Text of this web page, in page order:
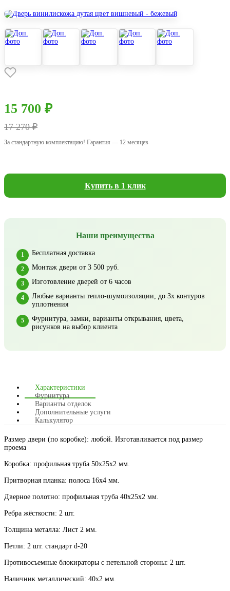
15 700 ₽
17 270 ₽
За стандартную комплектацию! Гарантия — 12 месяцев
Купить в 1 клик
Наши преимущества
Бесплатная доставка
Монтаж двери от 3 500 руб.
Изготовление дверей от 6 часов
Любые варианты тепло-шумоизоляции, до 3х контуров
уплотнения
Фурнитура, замки, варианты открывания, цвета,
рисунков на выбор клиента
Характеристики
Фурнитура
Варианты отделок
Дополнительные услуги
Калькулятор
Размер двери (по коробке): любой. Изготавливается под размер
проема
Коробка: профильная труба 50х25х2 мм.
Притворная планка: полоса 16х4 мм.
Дверное полотно: профильная труба 40х25х2 мм.
Ребра жёсткости: 2 шт.
Толщина металла: Лист 2 мм.
Петли: 2 шт. стандарт d-20
Противосъемные блокираторы с петельной стороны: 2 шт.
Наличник металлический: 40х2 мм.